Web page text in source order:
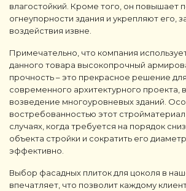
влагостойкий. Кроме того, он повышает
огнеупорности здания и укрепляют его,
воздействия извне.
Примечательно, что компания
данного товара высокопрочный
прочность – это прекрасное решение
современного архитектурного проекта,
возведение многоуровневых зданий.
востребованностью этот стройматериал
случаях, когда требуется на порядок
объекта стройки и сократить его
эффективно.
Выбор фасадных плиток для цоколя в
впечатляет, что позволит каждому